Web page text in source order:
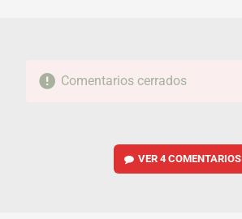
Comentarios cerrados
VER4 COMENTARIOS